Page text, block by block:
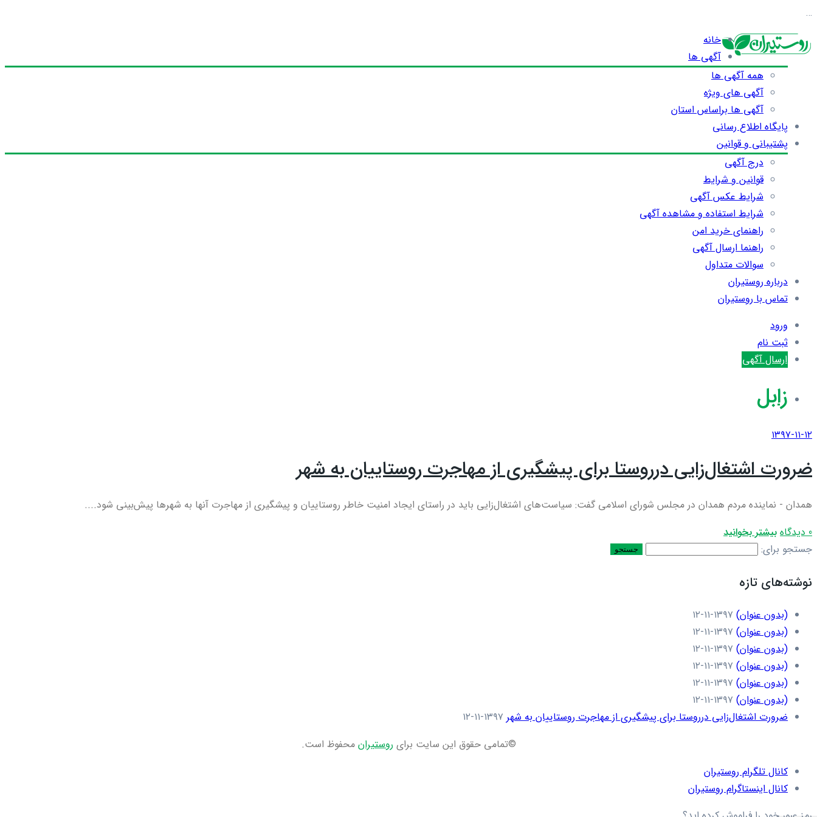
…
خانه
آگهی ها
همه آگهی ها
آگهی های ویژه
آگهی ها براساس استان
پایگاه اطلاع رسانی
پشتیبانی و قوانین
درج آگهی
قوانین و شرایط
شرایط عکس آگهی
شرایط استفاده و مشاهده آگهی
راهنمای خرید امن
راهنما ارسال آگهی
سوالات متداول
درباره روستیران
تماس با روستیران
ورود
ثبت نام
ارسال آگهی
زابل
۱۳۹۷-۱۱-۱۲
ضرورت اشتغال‌زایی درروستا برای پیشگیری از مهاجرت روستاییان به شهر
همدان - نماینده مردم همدان در مجلس شورای اسلامی گفت: سیاست‌های اشتغال‌زایی باید در راستای ایجاد امنیت خاطر روستاییان و پیشگیری از مهاجرت آنها به شهرها پیش‌بینی شود....
0 دیدگاه
بیشتر بخوانید
جستجو برای:
نوشته‌های تازه
(بدون عنوان) ۱۳۹۷-۱۱-۱۲
(بدون عنوان) ۱۳۹۷-۱۱-۱۲
(بدون عنوان) ۱۳۹۷-۱۱-۱۲
(بدون عنوان) ۱۳۹۷-۱۱-۱۲
(بدون عنوان) ۱۳۹۷-۱۱-۱۲
(بدون عنوان) ۱۳۹۷-۱۱-۱۲
ضرورت اشتغال‌زایی درروستا برای پیشگیری از مهاجرت روستاییان به شهر ۱۳۹۷-۱۱-۱۲
©تمامی حقوق این سایت برای روستیران محفوظ است.
کانال تلگرام روستیران
کانال اینستاگرام روستیران